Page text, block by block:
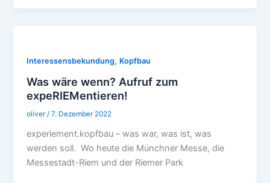
Interessensbekundung, Kopfbau
Was wäre wenn? Aufruf zum
expeRIEMentieren!
oliver/7. Dezember 2022
experiement.kopfbau – was war, was ist, was
werden soll. Wo heute die Münchner Messe, die
Messestadt-Riem und der Riemer Park